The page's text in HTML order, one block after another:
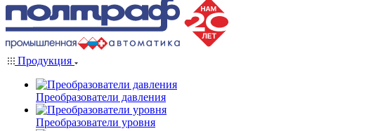
Продукция
Преобразователи давления
Преобразователи уровня